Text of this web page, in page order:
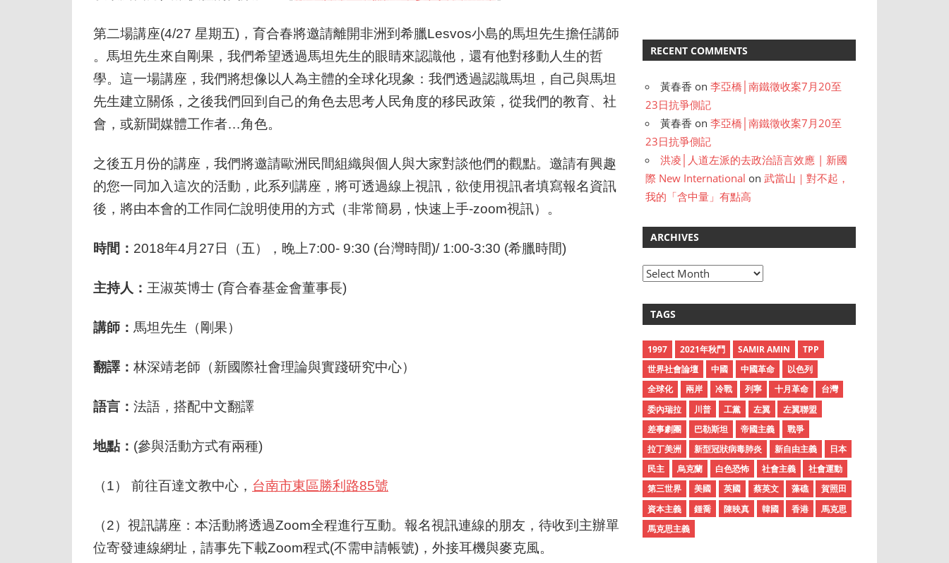
第二場講座(4/27 星期五)， 育合春將邀請離開非洲到希臘Lesvos小島的馬坦先生擔任講師
。馬坦先生來自剛果，我們希望透過馬坦先生的眼睛來認識他， 還有他對移動人生的哲
學。這一場講座， 我們將想像以人為主體的全球化現象：我們透過認識馬坦， 自己與馬坦
先生建立關係， 之後我們回到自己的角色去思考人民角度的移民政策， 從我們的教育、社
會，或新聞媒體工作者…角色。
之後五月份的講座， 我們將邀請歐洲民間組織與個人與大家對談他們的觀點。 邀請有興趣
的您一同加入這次的活動，此系列講座， 將可透過線上視訊，欲使用視訊者填寫報名資訊
後， 將由本會的工作同仁說明使用的方式（非常簡易，快速上手-zoom視訊）。
時間： 2018年4月27日（五），晚上7:00- 9:30 (台灣時間)/ 1:00-3:30 (希臘時間)
主持人： 王淑英博士 (育合春基金會董事長)
講師： 馬坦先生（剛果）
翻譯： 林深靖老師（新國際社會理論與實踐研究中心）
語言： 法語，搭配中文翻譯
地點： (參與活動方式有兩種)
（1） 前往百達文教中心， 台南市東區勝利路85號
（2）視訊講座：本活動將透過Zoom全程進行互動。 報名視訊連線的朋友，待收到主辦單
位寄發連線網址， 請事先下載Zoom程式(不需申請帳號)，外接耳機與麥克風。
RECENT COMMENTS
黃春香 on李亞橋│南鐵徵收案7月20至
23日抗爭側記
黃春香 on李亞橋│南鐵徵收案7月20至
23日抗爭側記
洪凌│人道左派的去政治語言效應 | 新國
際 New International on武當山｜對不起，
我的「含中量」有點高
ARCHIVES
A
h
v
e
s
TAGS
1997 2021年秋鬥 SAMIR AMIN
TPP
世界社會論壇
中國 中國革命
以色列
全球化
兩岸 冷戰 列寧 十月革命
台灣
委內瑞拉
川普 工黨 左翼
左翼聯盟
差事劇團
巴勒斯坦 帝國主義
戰爭
拉丁美洲
新型冠狀病毒肺炎 新自由主義
日本
民主
烏克蘭 白色恐怖 社會主義
社會運動
第三世界
美國 英國 蔡英文 藻礁
賀照田
資本主義
鍾喬 陳映真 韓國 香港
馬克思
馬克思主義